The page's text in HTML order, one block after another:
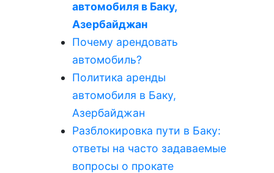
автомобиля в Баку,
Азербайджан
Почему арендовать
автомобиль?
Политика аренды
автомобиля в Баку,
Азербайджан
Разблокировка пути в Баку:
ответы на часто задаваемые
вопросы о прокате